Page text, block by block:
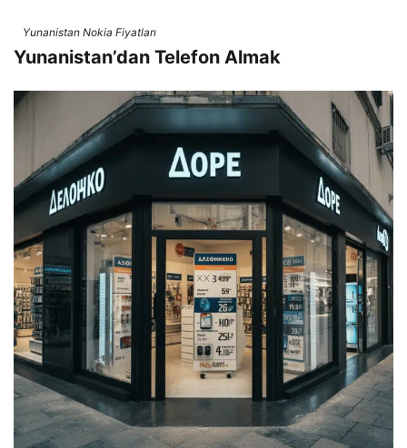
Yunanistan Nokia Fiyatları
Yunanistan’dan Telefon Almak